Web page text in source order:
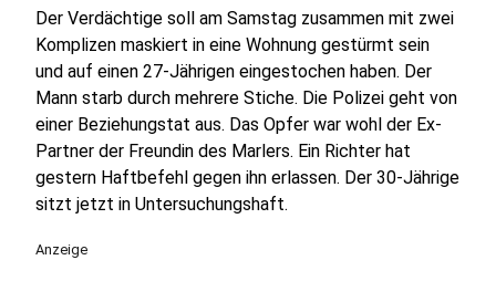
Der Verdächtige soll am Samstag zusammen mit zwei
Komplizen maskiert in eine Wohnung gestürmt sein
und auf einen 27-Jährigen eingestochen haben. Der
Mann starb durch mehrere Stiche. Die Polizei geht von
einer Beziehungstat aus. Das Opfer war wohl der Ex-
Partner der Freundin des Marlers. Ein Richter hat
gestern Haftbefehl gegen ihn erlassen. Der 30-Jährige
sitzt jetzt in Untersuchungshaft.
Anzeige